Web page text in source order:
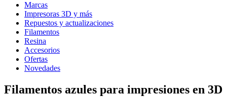
Marcas
Impresoras 3D y más
Repuestos y actualizaciones
Filamentos
Resina
Accesorios
Ofertas
Novedades
Filamentos azules para impresiones en 3D